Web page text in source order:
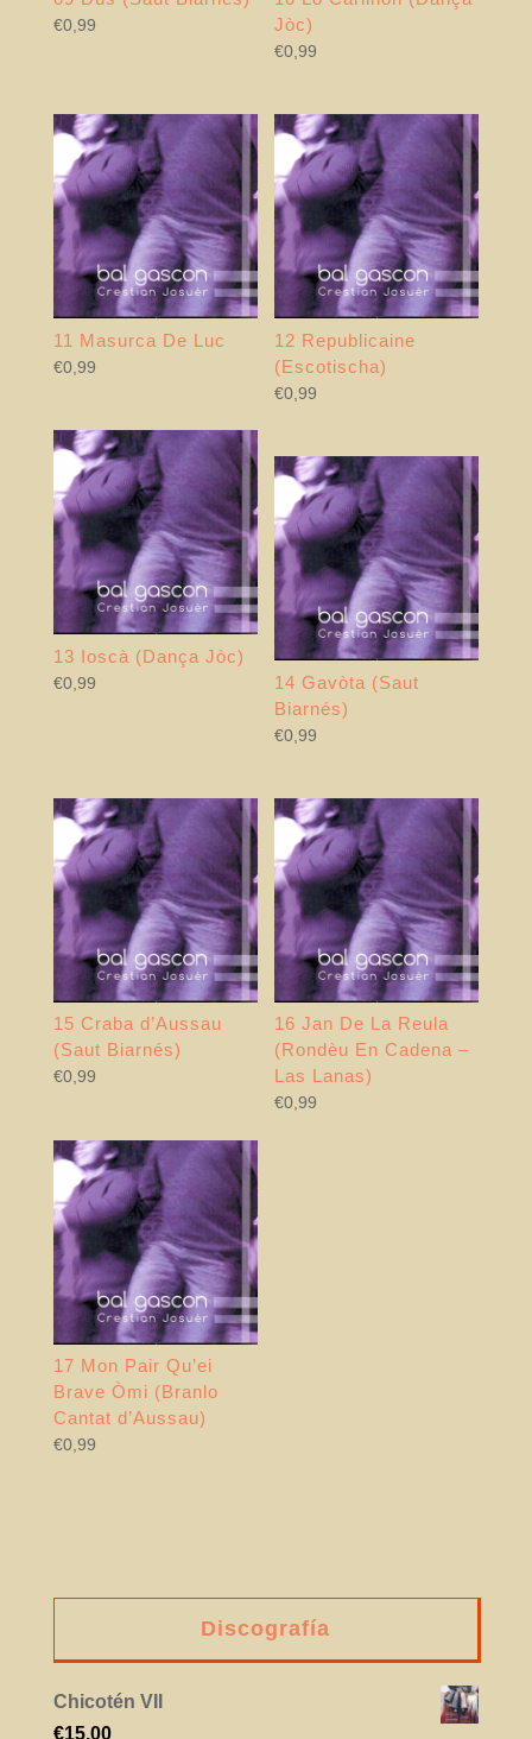
€0,99
Jòc)
€0,99
11 Masurca De Luc
€0,99
12 Republicaine
(Escotischa)
€0,99
13 Ioscà (Dança Jòc)
€0,99
14 Gavòta (Saut
Biarnés)
€0,99
15 Craba d’Aussau
(Saut Biarnés)
€0,99
16 Jan De La Reula
(Rondèu En Cadena –
Las Lanas)
€0,99
17 Mon Pair Qu’ei
Brave Òmi (Branlo
Cantat d’Aussau)
€0,99
Discografía
Chicotén VII
€15,00